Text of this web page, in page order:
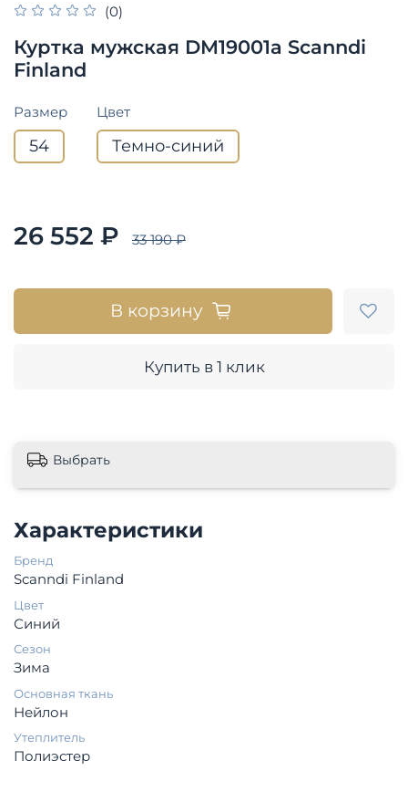
(0)
Куртка мужская DM19001а Scanndi
Finland
Размер
54
Цвет
Темно-синий
26 552 ₽ 33 190 ₽
В корзину
Купить в 1 клик
Выбрать
Характеристики
Бренд
Scanndi Finland
Цвет
Синий
Сезон
Зима
Основная ткань
Нейлон
Утеплитель
Полиэстер